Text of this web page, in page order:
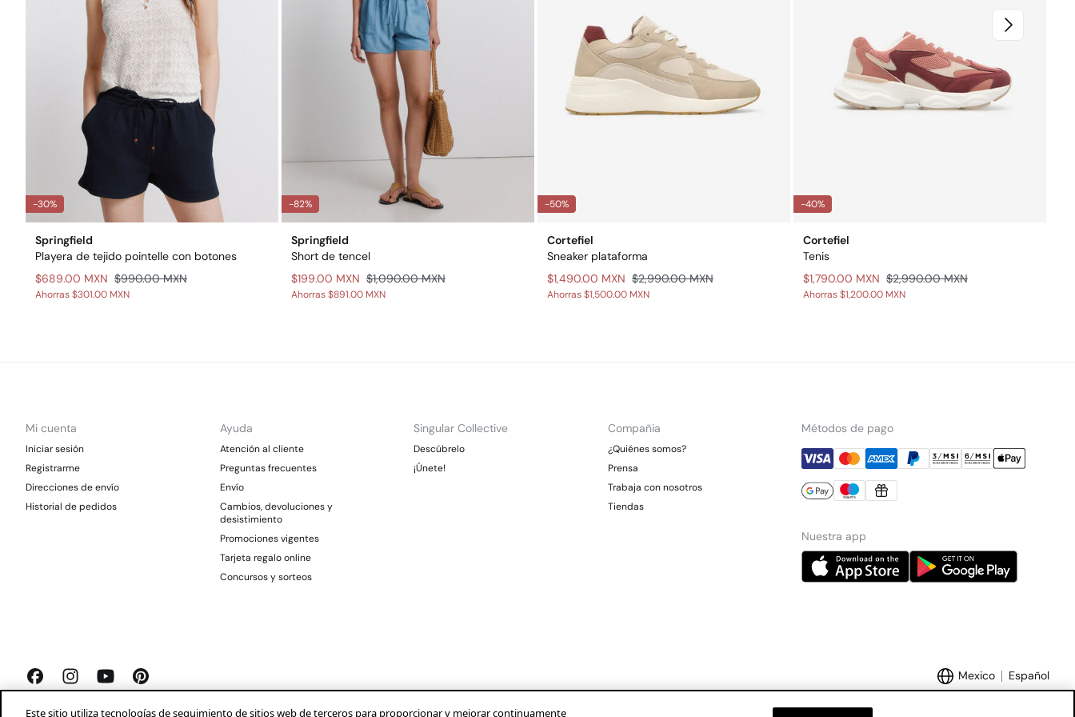
-30%
Springfield
Playera de tejido pointelle con botones
$689.00 MXN $990.00 MXN
Ahorras$301.00 MXN
-82%
Springfield
Short de tencel
$199.00 MXN $1,090.00 MXN
Ahorras$891.00 MXN
-50%
Cortefiel
Sneaker plataforma
$1,490.00 MXN $2,990.00 MXN
Ahorras$1,500.00 MXN
-40%
Cortefiel
Tenis
$1,790.00 MXN $2,990.00 MXN
Ahorras$1,200.00 MXN
Mi cuenta
Iniciar sesión
Registrarme
Direcciones de envío
Historial de pedidos
Ayuda
Atención al cliente
Preguntas frecuentes
Envío
Cambios, devoluciones y
desistimiento
Promociones vigentes
Tarjeta regalo online
Concursos y sorteos
Singular Collective
Descúbrelo
¡Únete!
Compañia
¿Quiénes somos?
Prensa
Trabaja con nosotros
Tiendas
Métodos de pago
Nuestra app
Mexico Español
Este sitio utiliza tecnologías de seguimiento de sitios web de terceros para proporcionar y mejorar continuamente